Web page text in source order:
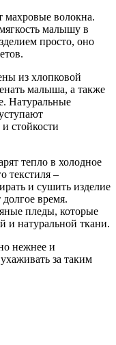
махровые волокна.
малышу в
просто, оно
из хлопковой
малыша, а также
Натуральные
стойкости
тепло в холодное
текстиля –
и сушить изделие
время.
пледы, которые
и натуральной ткани.
нежнее и
за таким